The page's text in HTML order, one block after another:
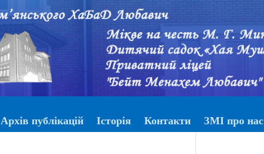
Архів публікацій Історія Контакти ЗМІ про нас